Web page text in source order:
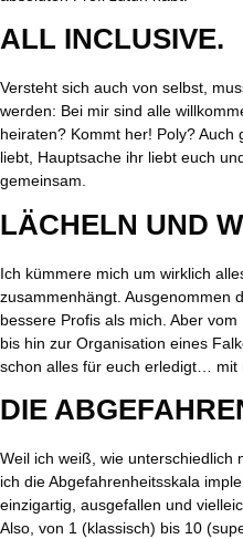
ALL INCLUSIVE.
Versteht sich auch von selbst,
werden: Bei mir sind alle
heiraten? Kommt her! Poly?
liebt, Hauptsache ihr liebt euch
gemeinsam.
LÄCHELN UND
Ich kümmere mich um wirklich
zusammenhängt. Ausgenommen
bessere Profis als mich. Aber
bis hin zur Organisation eines
schon alles für euch erledigt… mit
DIE
Weil ich weiß, wie unterschiedlich
ich die Abgefahrenheitsskala
einzigartig, ausgefallen und
Also, von 1 (klassisch) bis 10